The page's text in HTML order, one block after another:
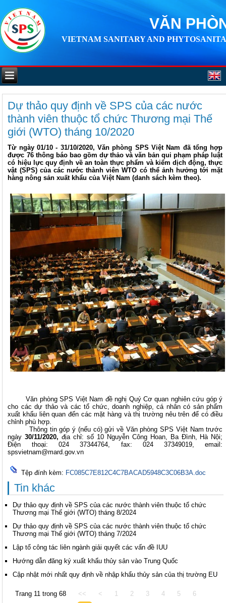
VĂN
VIETNAM SANITARY AND
Dự thảo quy định về SPS của các nước
thành viên thuộc tổ chức Thương mại Thế
giới (WTO) tháng 10/2020
Từ ngày 01/10 - 31/10/2020, Văn phòng SPS Việt Nam đã tổng hợp
được 76 thông báo bao gồm dự thảo và văn bản qui phạm pháp luật
có hiệu lực quy định về an toàn thực phẩm và kiểm dịch động, thực
vật (SPS) của các nước thành viên WTO có thể ảnh hưởng tới mặt
hàng nông sản xuất khẩu của Việt Nam (danh sách kèm theo).
Văn phòng SPS Việt Nam đề nghị Quý Cơ quan nghiên cứu góp ý
cho các dự thảo và các tổ chức, doanh nghiệp, cá nhân có sản phẩm
xuất khẩu liên quan đến các mặt hàng và thị trường nêu trên để có điều
chỉnh phù hợp.
Thông tin góp ý (nếu có) gửi về Văn phòng SPS Việt Nam trước
ngày30/11/2020,địa chỉ: số 10 Nguyễn Công Hoan, Ba Đình, Hà Nội;
Điện thoại: 024 37344764, fax: 024 37349019, email:
spsvietnam@mard.gov.vn
Tệp đính kèm: FC085C7E812C4C7BACAD5948C3C06B3A.doc
Tin khác
Dự thảo quy định về SPS của các nước thành viên thuộc tổ chức
Thương mại Thế giới (WTO) tháng 8/2024
Dự thảo quy định về SPS của các nước thành viên thuộc tổ chức
Thương mại Thế giới (WTO) tháng 7/2024
Lập tổ công tác liên ngành giải quyết các vấn đề IUU
Hướng dẫn đăng ký xuất khẩu thủy sản vào Trung Quốc
Cập nhật mới nhất quy định về nhập khẩu thủy sản của thị trường EU
Trang 11 trong 68 << < 1 2 3 4 5 6